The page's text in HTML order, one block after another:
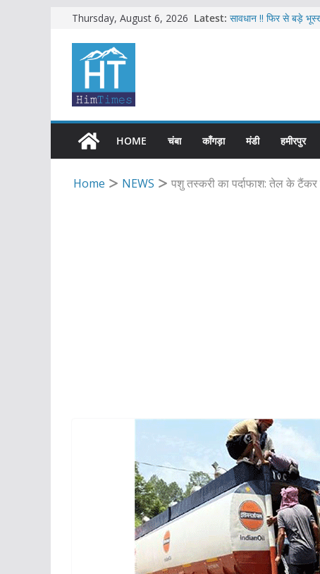
content
Thursday, August 6, 2026 Latest: सावधान !! फिर से बड़े
हिमाचल में 2027 से दिसंबर
HOME चंबा काँगड़ा मंडी हमीरपुर
Home NEWS पशु तस्करी का पर्दाफाश: तेल के